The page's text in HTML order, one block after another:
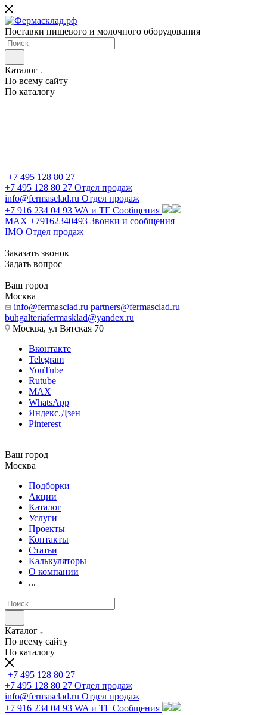
Поставки пищевого и молочного оборудования
Каталог
По всему сайту
По каталогу
+7 495 128 80 27
+7 495 128 80 27 Отдел продаж
info@fermasclad.ru Отдел продаж
+7 916 234 04 93 WA и ТГ Сообщения
MAX +79162340493 Звонки и сообщения
IMO Отдел продаж
Заказать звонок
Задать вопрос
Ваш город
Москва
info@fermasclad.ru partners@fermasclad.ru
buhgalteriafermasklad@yandex.ru
Москва, ул Вятская 70
Вконтакте
Telegram
YouTube
Rutube
MAX
WhatsApp
Яндекс.Дзен
Pinterest
Ваш город
Москва
Подборки
Акции
Каталог
Услуги
Проекты
Контакты
Статьи
Калькуляторы
О компании
...
Каталог
По всему сайту
По каталогу
+7 495 128 80 27
+7 495 128 80 27 Отдел продаж
info@fermasclad.ru Отдел продаж
+7 916 234 04 93 WA и ТГ Сообщения